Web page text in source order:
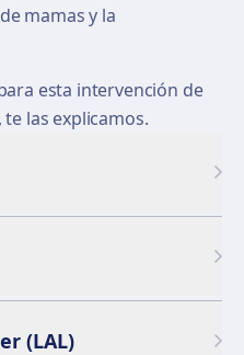
mamas y la
esta intervención de
las explicamos.
(LAL)